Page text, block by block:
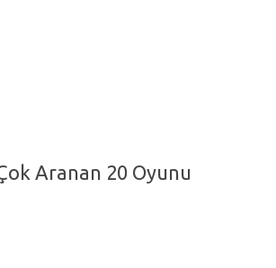
Aranan 20 Oyunu